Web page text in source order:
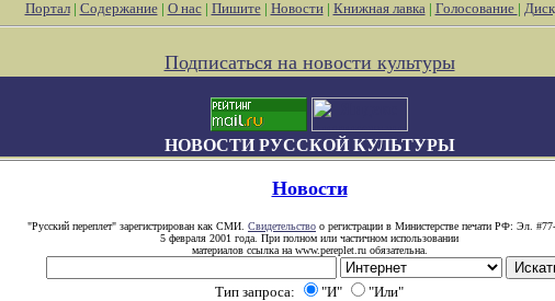
Портал| Содержание| О нас| Пишите| Новости| Книжная лавка| Голосование |
Подписаться на новости культуры
НОВОСТИ РУССКОЙ КУЛЬТУРЫ
Новости
"Русский переплет" зарегистрирован как СМИ. Свидетельство о регистрации в Министерстве печати РФ: Эл.
5 февраля 2001 года. При полном или частичном использовании
материалов ссылка на www.pereplet.ru обязательна.
Тип запроса: "И" "Или"